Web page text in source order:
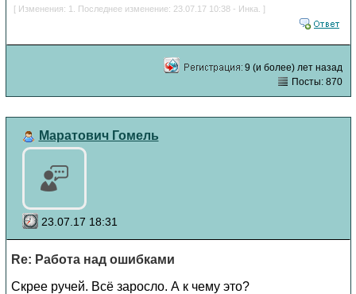
[ Изменения: 1. Последнее изменение: 23.07.17 10:38 - Инка. ]
9 (и более) лет назад
Посты: 870
Маратович Гомель
23.07.17 18:31
Re: Работа над ошибками
Скрее ручей. Всё заросло. А к чему это?